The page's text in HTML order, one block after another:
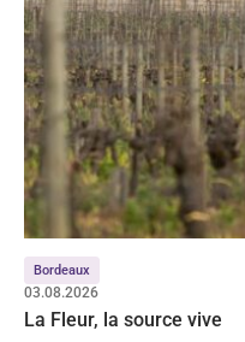
Bordeaux
03.08.2026
La Fleur, la source vive